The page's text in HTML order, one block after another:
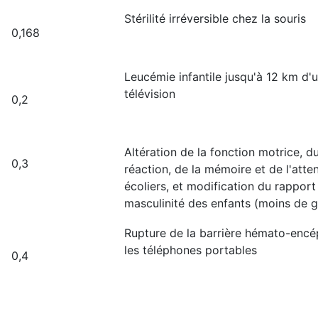
0,168
Stérilité irréversible chez la souris
0,2
Leucémie infantile jusqu'à 12 km
télévision
0,3
Altération de la fonction motrice,
réaction, de la mémoire et de
écoliers, et modification du
masculinité des enfants (moins de
0,4
Rupture de la barrière hémato-
les téléphones portables